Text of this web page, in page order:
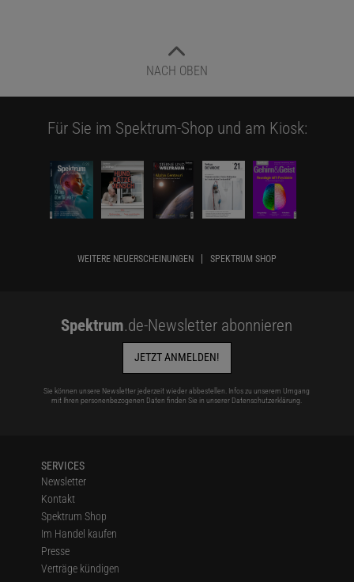
NACH OBEN
Für Sie im Spektrum-Shop und am Kiosk:
WEITERE NEUERSCHEINUNGEN SPEKTRUM SHOP
Spektrum.de-Newsletter abonnieren
JETZT ANMELDEN!
Sie können unsere Newsletter jederzeit wieder abbestellen. Infos zu unserem Umgang
mit Ihren personenbezogenen Daten finden Sie in unserer Datenschutzerklärung.
SERVICES
Newsletter
Kontakt
Spektrum Shop
Im Handel kaufen
Presse
Verträge kündigen